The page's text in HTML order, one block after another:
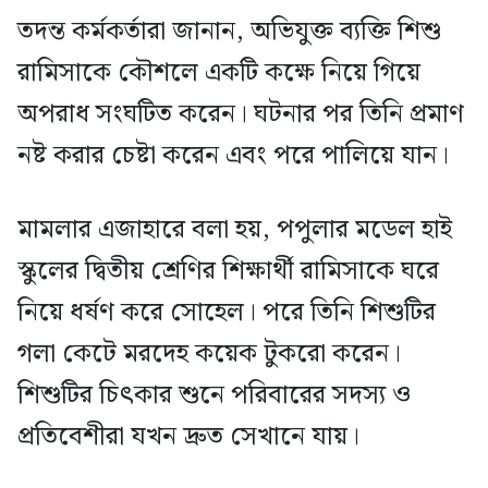
তদন্ত কর্মকর্তারা জানান, অভিযুক্ত ব্যক্তি শিশু
রামিসাকে কৌশলে একটি কক্ষে নিয়ে গিয়ে
অপরাধ সংঘটিত করেন। ঘটনার পর তিনি প্রমাণ
নষ্ট করার চেষ্টা করেন এবং পরে পালিয়ে যান।
মামলার এজাহারে বলা হয়, পপুলার মডেল হাই
স্কুলের দ্বিতীয় শ্রেণির শিক্ষার্থী রামিসাকে ঘরে
নিয়ে ধর্ষণ করে সোহেল। পরে তিনি শিশুটির
গলা কেটে মরদেহ কয়েক টুকরো করেন।
শিশুটির চিৎকার শুনে পরিবারের সদস্য ও
প্রতিবেশীরা যখন দ্রুত সেখানে যায়।